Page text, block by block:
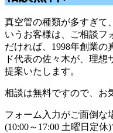
真空管の種類が多すぎて
いうお客様は、ご相談フ
だければ、1998年創業
ド代表の佐々木が、理
提案いたします。
相談は無料ですので、お
フォーム入力がご面倒な
(10:00～17:00 土曜日定休